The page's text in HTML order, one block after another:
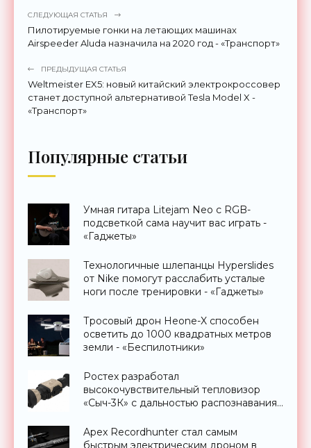
СЛЕДУЮЩАЯ СТАТЬЯ
Пилотируемые гонки на летающих машинах
Airspeeder Aluda назначила на 2020 год - «Транспорт»
ПРЕДЫДУЩАЯ СТАТЬЯ
Weltmeister EX5: новый китайский электрокроссовер
станет доступной альтернативой Tesla Model X -
«Транспорт»
Популярные статьи
Умная гитара Litejam Neo с RGB-
подсветкой сама научит вас играть -
«Гаджеты»
Технологичные шлепанцы Hyperslides
от Nike помогут расслабить усталые
ноги после тренировки - «Гаджеты»
Тросовый дрон Heone-X способен
осветить до 1000 квадратных метров
земли - «Беспилотники»
Ростех разработал
высокочувствительный тепловизор
«Сыч-3К» с дальностью распознавания
Apex Recordhunter стал самым
быстрым электрическим дроном в